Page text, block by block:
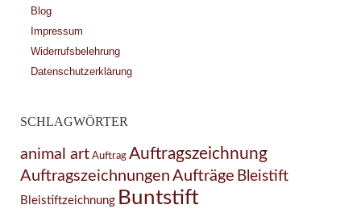
Blog
Impressum
Widerrufsbelehrung
Datenschutzerklärung
SCHLAGWÖRTER
animal art Auftrag Auftragszeichnung
Auftragszeichnungen Aufträge Bleistift
Bleistiftzeichnung Buntstift